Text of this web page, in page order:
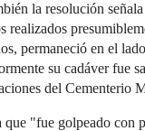
la resolución
realizados
permaneció en el
su cadáver fue
del Cementerio
que "fue golpeado con